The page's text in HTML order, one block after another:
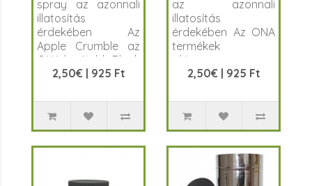
spray az azonnali
illatosítás
érdekében Az
Apple Crumble az
ONA legújabb Black
Label
süti illatú terméke. A
2,50€ | 925 Ft
az azonnali
illatosítás
érdekében Az ONA
termékek
világszerte nagy
népszerűségre
széleskörű
felhasználhatósá..
2,50€ | 925 Ft